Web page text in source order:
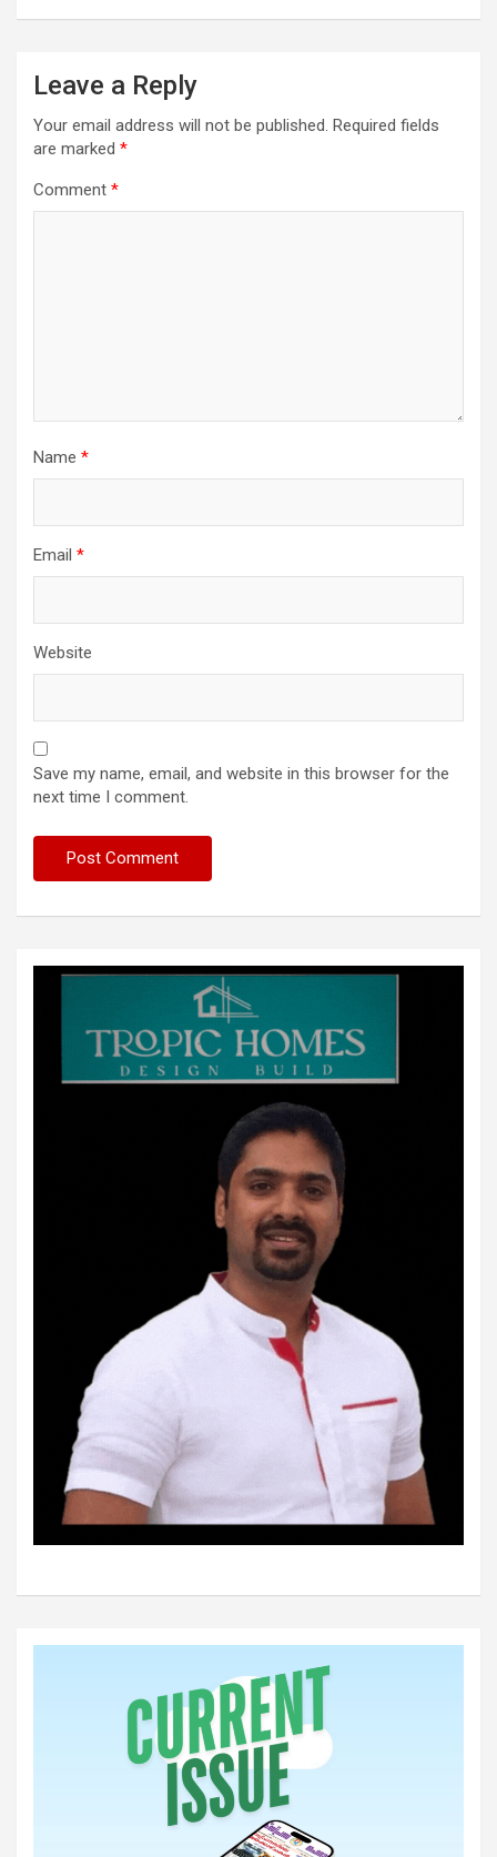
Leave a Reply
Your email address will not be published. Required fields
are marked *
Comment *
Name *
Email *
Website
Save my name, email, and website in this browser for the
next time I comment.